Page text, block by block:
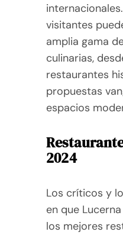
visitantes
amplia gama
culinarias,
restaurantes
propuestas
espacios
2024
Los críticos y
en que
los mejores